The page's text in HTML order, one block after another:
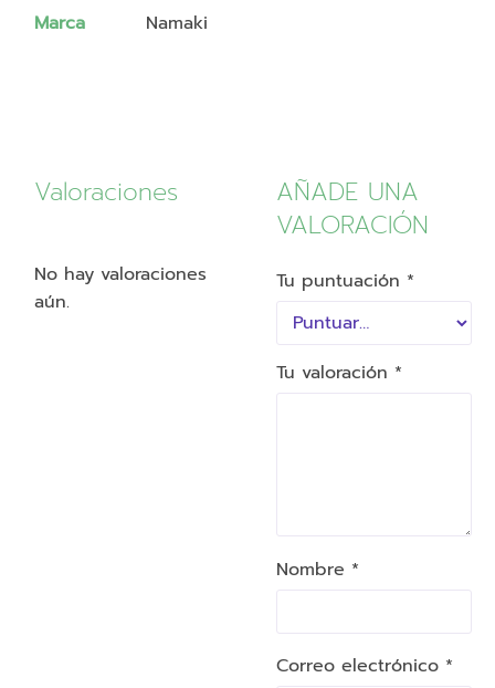
Marca
Namaki
Valoraciones
No hay valoraciones
aún.
AÑADE UNA
VALORACIÓN
Tu puntuación *
Tu valoración *
Nombre *
Correo electrónico *